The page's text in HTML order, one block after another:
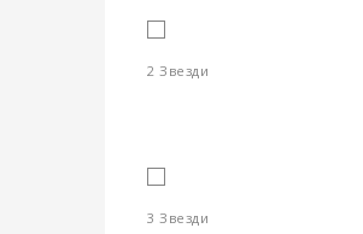
2 Звезди
3 Звезди